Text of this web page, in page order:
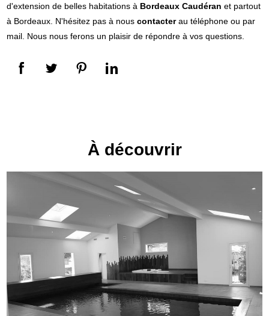
d'extension de belles habitations à Bordeaux Caudéran et partout
à Bordeaux. N'hésitez pas à nouscontacterau téléphone ou par
mail. Nous nous ferons un plaisir de répondre à vos questions.
À découvrir